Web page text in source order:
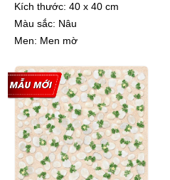
Kích thước: 40 x 40 cm
Màu sắc: Nâu
Men: Men mờ